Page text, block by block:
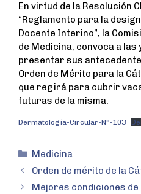
c
e
b
o
o
i
t
t
e
r
a
t
s
A
p
a
r
e
En virtud de la Resolución
“Reglamento para la
Docente Interino”, la
de Medicina, convoca a
presentar sus
Orden de Mérito para la
que regirá para cubrir
futuras de la misma.
Dermatología-Circular-N°-103
Medicina
Orden de mérito de la
Mejores condiciones de